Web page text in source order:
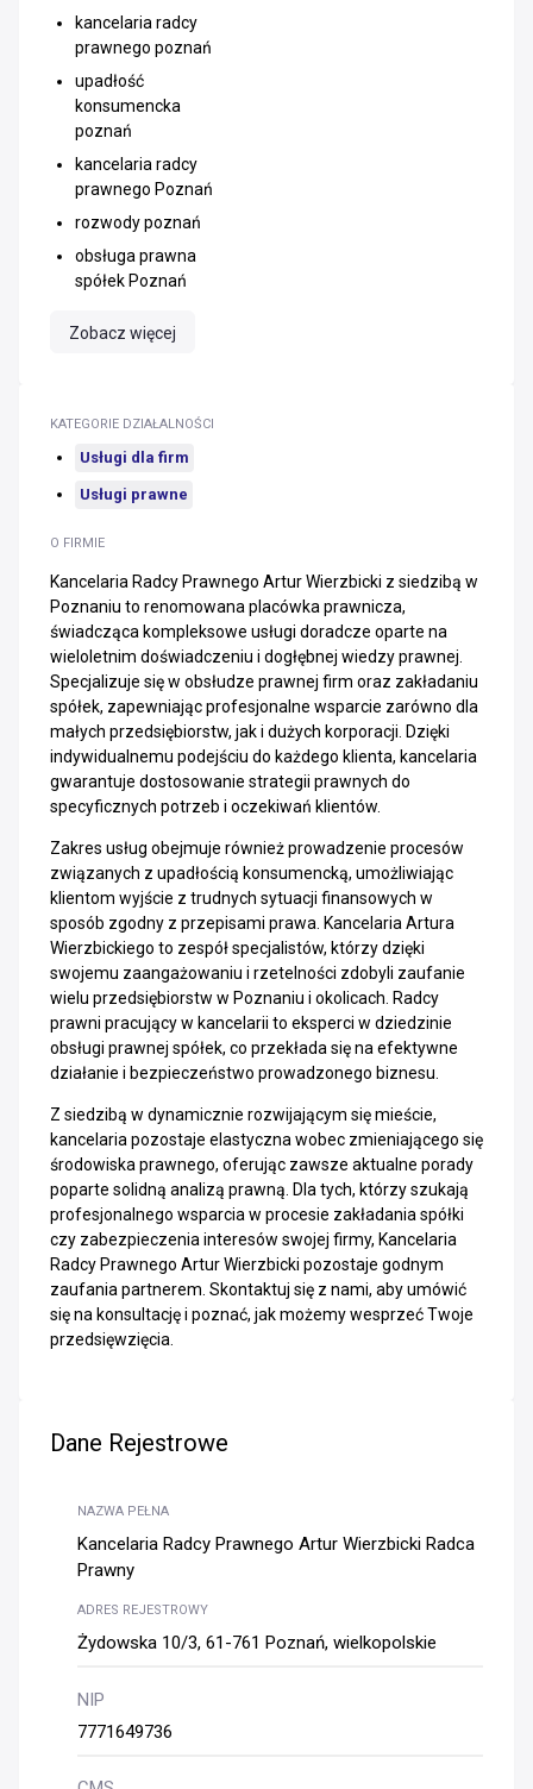
kancelaria radcy
prawnego poznań
upadłość
konsumencka
poznań
kancelaria radcy
prawnego Poznań
rozwody poznań
obsługa prawna
spółek Poznań
Zobacz więcej
O FIRMIE
Kancelaria Radcy Prawnego Artur Wierzbicki z siedzibą w
Poznaniu to renomowana placówka prawnicza,
świadcząca kompleksowe usługi doradcze oparte na
wieloletnim doświadczeniu i dogłębnej wiedzy prawnej.
Specjalizuje się w obsłudze prawnej firm oraz zakładaniu
spółek, zapewniając profesjonalne wsparcie zarówno dla
małych przedsiębiorstw, jak i dużych korporacji. Dzięki
indywidualnemu podejściu do każdego klienta, kancelaria
gwarantuje dostosowanie strategii prawnych do
specyficznych potrzeb i oczekiwań klientów.
Zakres usług obejmuje również prowadzenie procesów
związanych z upadłością konsumencką, umożliwiając
klientom wyjście z trudnych sytuacji finansowych w
sposób zgodny z przepisami prawa. Kancelaria Artura
Wierzbickiego to zespół specjalistów, którzy dzięki
swojemu zaangażowaniu i rzetelności zdobyli zaufanie
wielu przedsiębiorstw w Poznaniu i okolicach. Radcy
prawni pracujący w kancelarii to eksperci w dziedzinie
obsługi prawnej spółek, co przekłada się na efektywne
działanie i bezpieczeństwo prowadzonego biznesu.
Z siedzibą w dynamicznie rozwijającym się mieście,
kancelaria pozostaje elastyczna wobec zmieniającego się
środowiska prawnego, oferując zawsze aktualne porady
poparte solidną analizą prawną. Dla tych, którzy szukają
profesjonalnego wsparcia w procesie zakładania spółki
czy zabezpieczenia interesów swojej firmy, Kancelaria
Radcy Prawnego Artur Wierzbicki pozostaje godnym
zaufania partnerem. Skontaktuj się z nami, aby umówić
się na konsultację i poznać, jak możemy wesprzeć Twoje
przedsięwzięcia.
KATEGORIE DZIAŁALNOŚCI
Usługi dla firm
Usługi prawne
Dane Rejestrowe
NAZWA PEŁNA
Kancelaria Radcy Prawnego Artur Wierzbicki Radca
Prawny
ADRES REJESTROWY
Żydowska 10/3, 61-761 Poznań, wielkopolskie
NIP
7771649736